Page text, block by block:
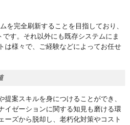
を完全刷新することを目指しており、
す。それ以外にも既存システムにま
は様々で、ご経験などによってお任せ
案スキルを身につけることができ、
イゼーションに関する知見も磨ける環
ーズから脱却し、老朽化対策やコスト